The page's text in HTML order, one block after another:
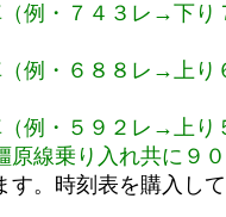
例・７４３レ→下り
例・６８８レ→上り
例・５９２レ→上り
原線乗り入れ共に９
す。時刻表を購入し